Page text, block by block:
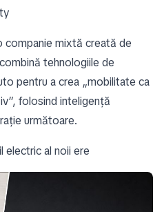
mixtă creată de
tehnologiile de
pentru a crea „mobilitate ca
folosind inteligență
următoare.
al noii ere